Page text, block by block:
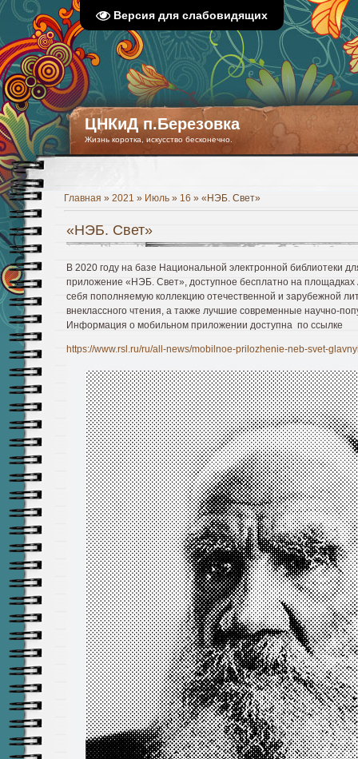
Версия для слабовидящих
ЦНКиД п.Березовка
Жизнь коротка, искусство бесконечно.
Главная » 2021 » Июль » 16 » «НЭБ. Свет»
«НЭБ. Свет»
В 2020 году на базе Национальной электронной библиотеки
приложение «НЭБ. Свет», доступное бесплатно на
себя пополняемую коллекцию отечественной и зарубежной
внеклассного чтения, а также лучшие современные научно-
Информация о мобильном приложении доступна ​ по ссылке
https://www.rsl.ru/ru/all-news/mobilnoe-prilozhenie-neb-svet-